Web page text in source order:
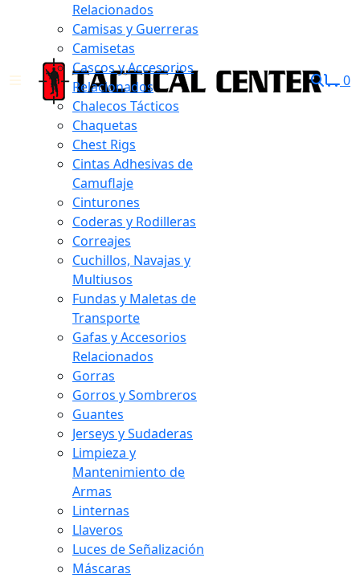
Relacionados
Camisas y Guerreras
Camisetas
Cascos y Accesorios
Relacionados
Chalecos Tácticos
Chaquetas
Chest Rigs
Cintas Adhesivas de
Camuflaje
Cinturones
Coderas y Rodilleras
Correajes
Cuchillos, Navajas y
Multiusos
Fundas y Maletas de
Transporte
Gafas y Accesorios
Relacionados
Gorras
Gorros y Sombreros
Guantes
Jerseys y Sudaderas
Limpieza y
Mantenimiento de
Armas
Linternas
Llaveros
Luces de Señalización
Máscaras
0